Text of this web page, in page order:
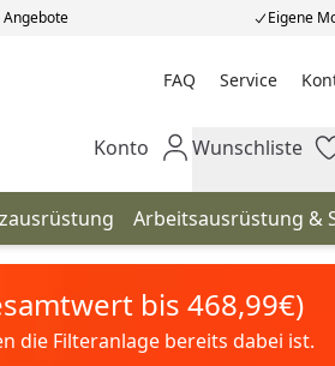
Eigene
FAQ Service
Mein Konto
Konto Wunschliste
Wunschliste
Arbeitsausrüstung &
bis 468,99€)
die Filteranlage bereits dabei ist.